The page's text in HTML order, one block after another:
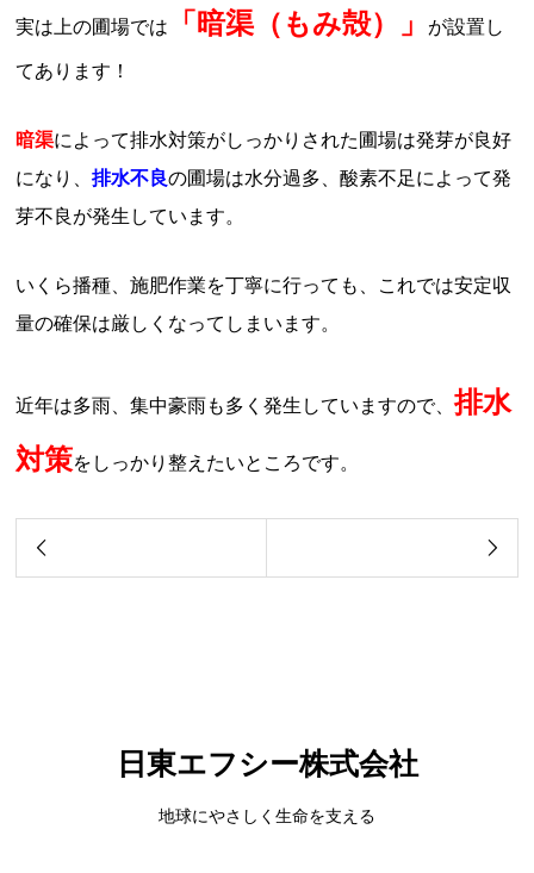
実は上の圃場では 「暗渠（もみ殻）」
が設置し
てあります！
暗渠によって排水対策がしっかりされた圃場は発芽が良好
になり、排水不良の圃場は水分過多、酸素不足によって発
芽不良が発生しています。
いくら播種、施肥作業を丁寧に行っても、これでは安定収
量の確保は厳しくなってしまいます。
近年は多雨、集中豪雨も多く発生していますので、排水
対策をしっかり整えたいところです。
日東エフシー株式会社
地球にやさしく生命を支える